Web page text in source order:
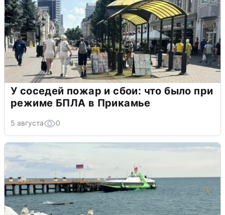
У соседей пожар и сбои: что было при
режиме БПЛА в Прикамье
5 августа 0